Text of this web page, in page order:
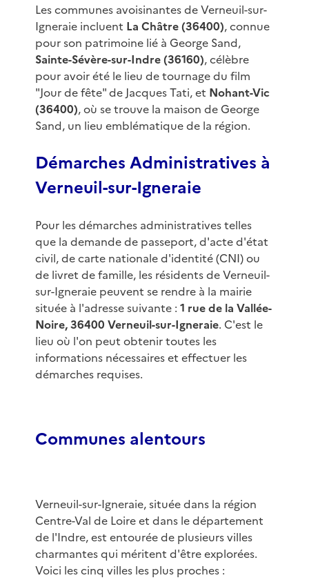
Les communes avoisinantes de Verneuil-sur-
Igneraie incluent La Châtre (36400), connue
pour son patrimoine lié à George Sand,
Sainte-Sévère-sur-Indre (36160), célèbre
pour avoir été le lieu de tournage du film
"Jour de fête" de Jacques Tati, et Nohant-Vic
(36400), où se trouve la maison de George
Sand, un lieu emblématique de la région.
Démarches Administratives à
Verneuil-sur-Igneraie
Pour les démarches administratives telles
que la demande de passeport, d'acte d'état
civil, de carte nationale d'identité (CNI) ou
de livret de famille, les résidents de Verneuil-
sur-Igneraie peuvent se rendre à la mairie
située à l'adresse suivante : 1 rue de la Vallée-
Noire, 36400 Verneuil-sur-Igneraie. C'est le
lieu où l'on peut obtenir toutes les
informations nécessaires et effectuer les
démarches requises.
Communes alentours
Verneuil-sur-Igneraie, située dans la région
Centre-Val de Loire et dans le département
de l'Indre, est entourée de plusieurs villes
charmantes qui méritent d'être explorées.
Voici les cinq villes les plus proches :